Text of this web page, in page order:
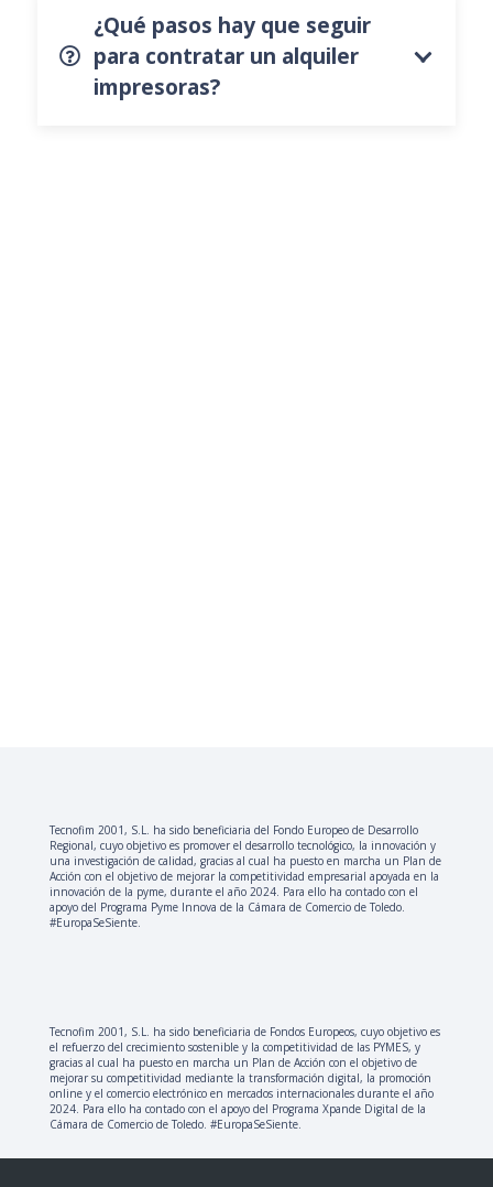
¿Qué pasos hay que seguir
para contratar un alquiler
impresoras?
Tecnofim 2001, S.L. ha sido beneficiaria del Fondo Europeo de Desarrollo
Regional, cuyo objetivo es promover el desarrollo tecnológico, la innovación y
una investigación de calidad, gracias al cual ha puesto en marcha un Plan de
Acción con el objetivo de mejorar la competitividad empresarial apoyada en la
innovación de la pyme, durante el año 2024. Para ello ha contado con el
apoyo del Programa Pyme Innova de la Cámara de Comercio de Toledo.
#EuropaSeSiente.
Tecnofim 2001, S.L. ha sido beneficiaria de Fondos Europeos, cuyo objetivo es
el refuerzo del crecimiento sostenible y la competitividad de las PYMES, y
gracias al cual ha puesto en marcha un Plan de Acción con el objetivo de
mejorar su competitividad mediante la transformación digital, la promoción
online y el comercio electrónico en mercados internacionales durante el año
2024. Para ello ha contado con el apoyo del Programa Xpande Digital de la
Cámara de Comercio de Toledo. #EuropaSeSiente.